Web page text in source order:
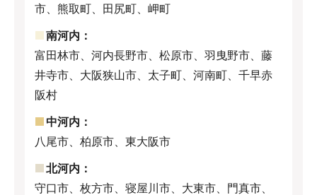
市、熊取町、田尻町、岬町
南河内：
富田林市、河内長野市、松原市、羽曳野市、藤
井寺市、大阪狭山市、太子町、河南町、千早赤
阪村
中河内：
八尾市、柏原市、東大阪市
北河内：
守口市、枚方市、寝屋川市、大東市、門真市、